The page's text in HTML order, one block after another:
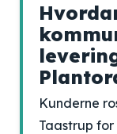
Kunderne
Taastrup